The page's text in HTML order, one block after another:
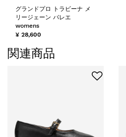
グランドプロ トラビーナ メ
リージェーン バレエ
womens
¥ 28,600
関連商品